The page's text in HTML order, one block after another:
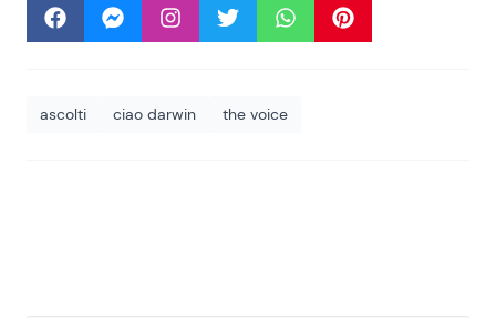
ascolti ciao darwin the voice